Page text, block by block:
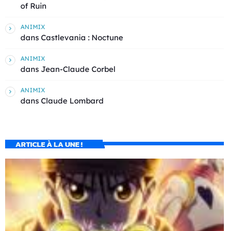
of Ruin
ANIMIX
dans Castlevania : Noctune
ANIMIX
dans Jean-Claude Corbel
ANIMIX
dans Claude Lombard
ARTICLE À LA UNE !